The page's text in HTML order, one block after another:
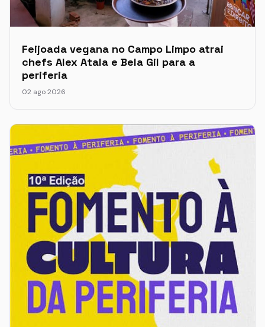
Feijoada vegana no Campo Limpo atrai
chefs Alex Atala e Bela Gil para a
periferia
02 ago 2026